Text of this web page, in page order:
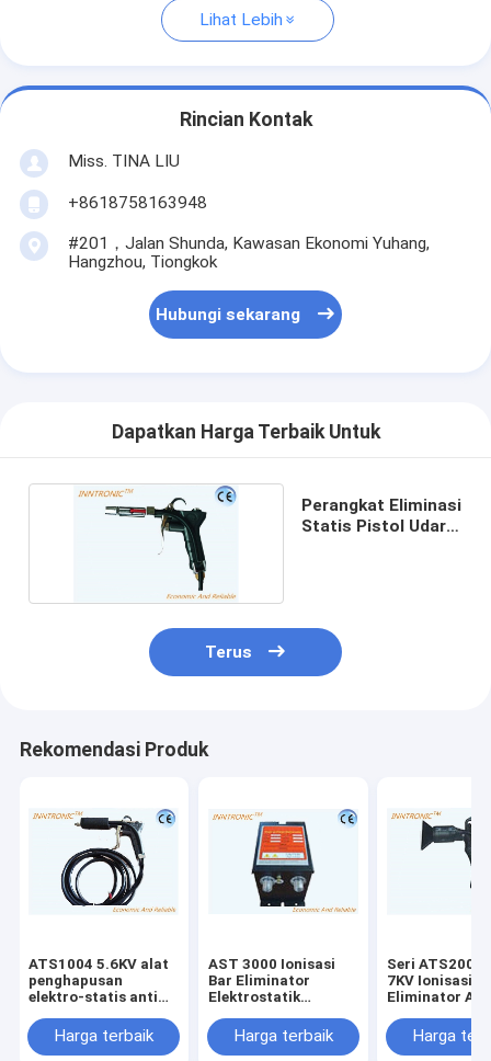
Lihat Lebih
Rincian Kontak
Miss. TINA LIU
+8618758163948
#201，Jalan Shunda, Kawasan Ekonomi Yuhang,
Hangzhou, Tiongkok
Hubungi sekarang
Dapatkan Harga Terbaik Untuk
Perangkat Eliminasi
Statis Pistol Udara
Terus
Rekomendasi Produk
ATS1004 5.6KV alat
penghapusan
elektro-statis anti
untuk
menghilangkan film
Harga terbaik
AST 3000 Ionisasi
Bar Eliminator
Elektrostatik
Perangkat 220V /
50Hz untuk mesin
Harga terbaik
Seri ATS2000
7KV Ionisasi
Eliminator Air
0.8MPa untuk
Harga